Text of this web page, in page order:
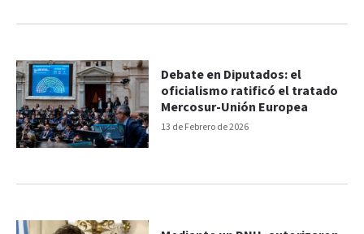
13 de Febrero de 2026
Debate en Diputados: el
oficialismo ratificó el tratado
Mercosur-Unión Europea